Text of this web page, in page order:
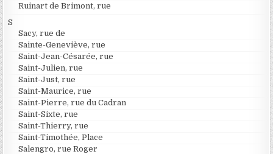
Ruinart de Brimont, rue
S
Sacy, rue de
Sainte-Geneviève, rue
Saint-Jean-Césarée, rue
Saint-Julien, rue
Saint-Just, rue
Saint-Maurice, rue
Saint-Pierre, rue du Cadran
Saint-Sixte, rue
Saint-Thierry, rue
Saint-Timothée, Place
Salengro, rue Roger